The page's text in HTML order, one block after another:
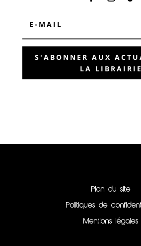
S'ABONNER AUX
LA LIBRAIRIE
Plan du site
Politiques de
Mentions légales